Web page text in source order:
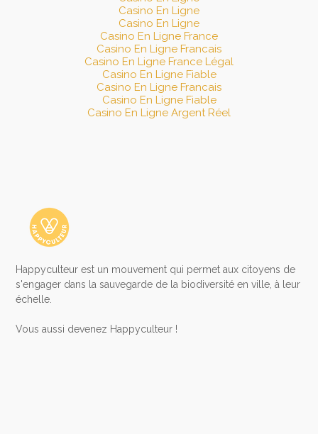
Casino En Ligne
Casino En Ligne
Casino En Ligne France
Casino En Ligne Francais
Casino En Ligne France Légal
Casino En Ligne Fiable
Casino En Ligne Francais
Casino En Ligne Fiable
Casino En Ligne Argent Réel
Happyculteur est un mouvement qui permet aux citoyens de
s'engager dans la sauvegarde de la biodiversité en ville, à leur
échelle.
​Vous aussi devenez Happyculteur !